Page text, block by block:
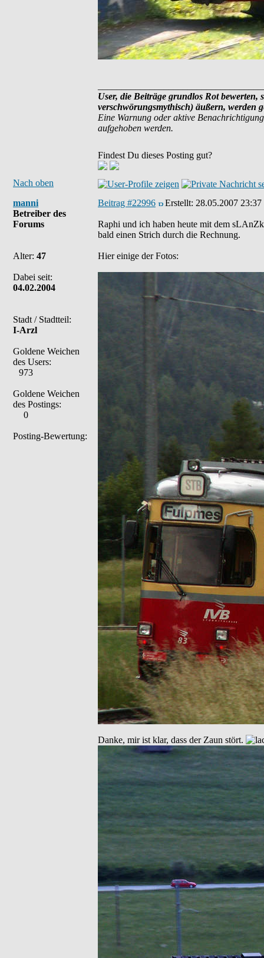
User, die Beiträge grundlos Rot
verschwörungsmythisch) äußern, werden
Eine Warnung oder aktive
aufgehoben werden.
Findest Du dieses Posting gut?
Nach oben
manni
Betreiber des
Forums
Alter: 47
Dabei seit:
04.02.2004
Stadt / Stadtteil:
I-Arzl
Goldene Weichen
des Users:
973
Goldene Weichen
des Postings:
0
Posting-Bewertung:
Beitrag #22996 Erstellt: 28.05.2007 23:37
Raphi und ich haben heute mit dem
bald einen Strich durch die Rechnung.
Hier einige der Fotos:
Danke, mir ist klar, dass der Zaun stört.